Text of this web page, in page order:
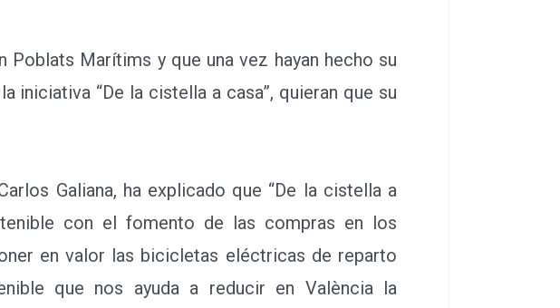
Marítims y que una vez hayan hecho su
“De la cistella a casa”, quieran que su
Galiana, ha explicado que “De la cistella a
con el fomento de las compras en los
en valor las bicicletas eléctricas de reparto
que nos ayuda a reducir en València la